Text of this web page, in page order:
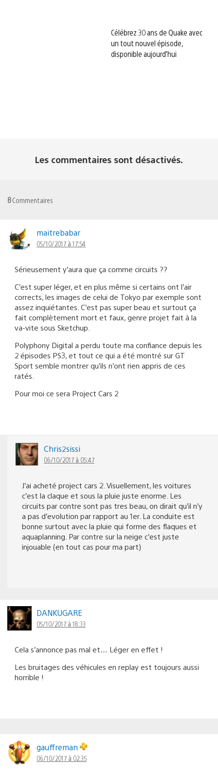
Célébrez 30 ans de Quake avec
un tout nouvel épisode,
disponible aujourd’hui
Les commentaires sont désactivés.
8Commentaires
maitrebabar
05/10/2017 à 17:54
Sérieusement y’aura que ça comme circuits ??
C’est super léger, et en plus même si certains ont l’air
corrects, les images de celui de Tokyo par exemple sont
assez inquiétantes. C’est pas super beau et surtout ça
fait complètement mort et faux, genre projet fait à la
va-vite sous Sketchup.
Polyphony Digital a perdu toute ma confiance depuis les
2 épisodes PS3, et tout ce qui a été montré sur GT
Sport semble montrer qu’ils n’ont rien appris de ces
ratés.
Pour moi ce sera Project Cars 2
Chris2sissi
06/10/2017 à 05:47
J’ai acheté project cars 2. Visuellement, les voitures
c’est la claque et sous la pluie juste enorme. Les
circuits par contre sont pas tres beau, on dirait qu’il n’y
a pas d’evolution par rapport au 1er. La conduite est
bonne surtout avec la pluie qui forme des flaques et
aquaplanning. Par contre sur la neige c’est juste
injouable (en tout cas pour ma part)
DANKUGARE
05/10/2017 à 18:33
Cela s’annonce pas mal et… Léger en effet !
Les bruitages des véhicules en replay est toujours aussi
horrible !
gauffreman
06/10/2017 à 02:35